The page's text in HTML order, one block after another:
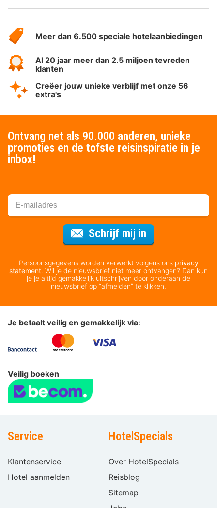
HotelSpecials
Meer dan 6.500 speciale hotelaanbiedingen
Al 20 jaar meer dan 2.5 miljoen tevreden
klanten
Creëer jouw unieke verblijf met onze 56
extra's
Ontvang net als 90.000 anderen, unieke
promoties en de tofste reisinspiratie in je
inbox!
Schrijf mij in
Persoonsgegevens worden verwerkt volgens ons privacy
statement. Wil je de nieuwsbrief niet meer ontvangen? Dan kun
je je altijd gemakkelijk uitschrijven door onderaan de
nieuwsbrief op “afmelden” te klikken.
Je betaalt veilig en gemakkelijk via:
Veilig boeken
Service
Klantenservice
Hotel aanmelden
HotelSpecials
Over HotelSpecials
Reisblog
Sitemap